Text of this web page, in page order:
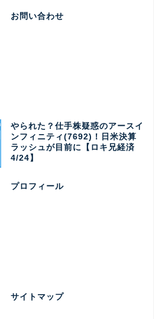
お問い合わせ
やられた？仕手株疑惑のアースイ
ンフィニティ(7692)！日米決算
ラッシュが目前に【ロキ兄経済
4/24】
プロフィール
サイトマップ